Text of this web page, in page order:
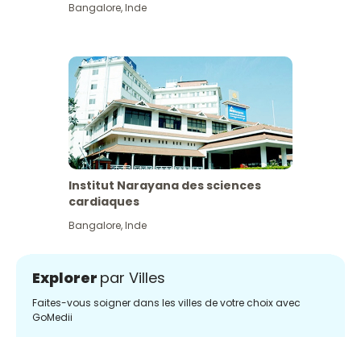
Bangalore,Inde
Institut Narayana des sciences
cardiaques
Bangalore,Inde
Explorer par Villes
Faites-vous soigner dans les villes de votre choix avec
GoMedii